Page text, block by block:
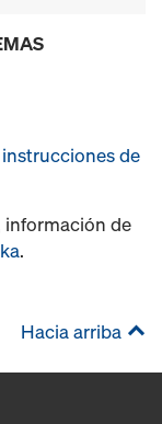
instrucciones de
información de
.
Hacia arriba